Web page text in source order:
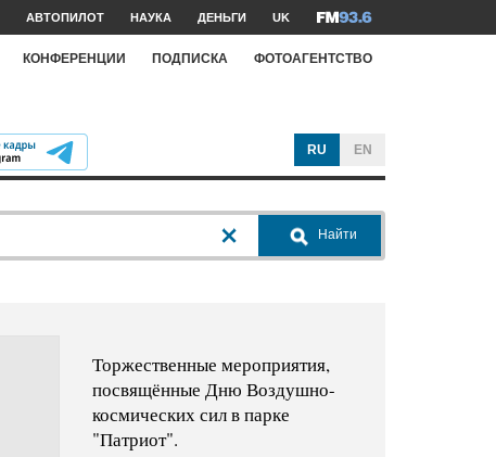
АВТОПИЛОТ НАУКА ДЕНЬГИ UK
КОНФЕРЕНЦИИ ПОДПИСКА ФОТОАГЕНТСТВО
RU EN
Найти
Торжественные мероприятия,
посвящённые Дню Воздушно-
космических сил в парке
"Патриот".